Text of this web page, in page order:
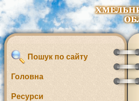
Пошук по сайту
Головна
Ресурси